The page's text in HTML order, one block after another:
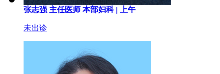
张志强 主任医师 本部妇科 | 上午
未出诊